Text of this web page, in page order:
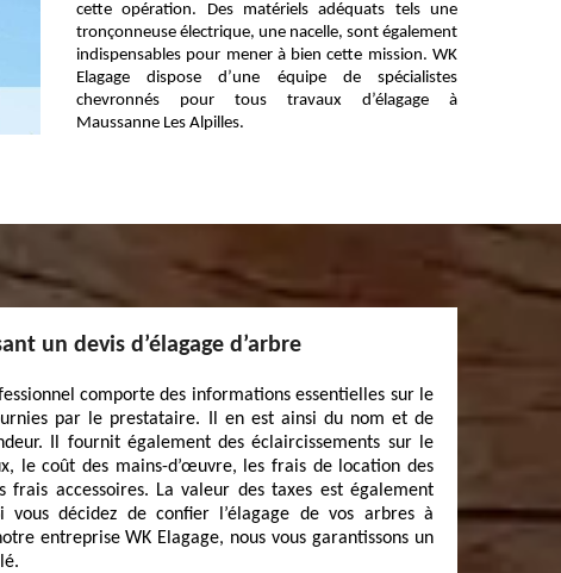
cette opération. Des matériels adéquats tels une
tronçonneuse électrique, une nacelle, sont également
indispensables pour mener à bien cette mission. WK
Elagage dispose d’une équipe de spécialistes
chevronnés pour tous travaux d’élagage à
Maussanne Les Alpilles.
un devis d’élagage d’arbre
comporte des informations essentielles sur le
par le prestataire. Il en est ainsi du nom et de
Il fournit également des éclaircissements sur le
le coût des mains-d’œuvre, les frais de location des
frais accessoires. La valeur des taxes est également
vous décidez de confier l’élagage de vos arbres à
entreprise WK Elagage, nous vous garantissons un